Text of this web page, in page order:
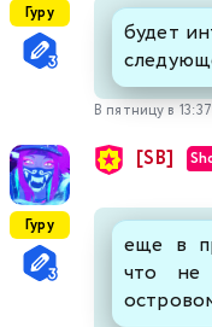
Гуру
будет
В пятницу в 13:37
Гуру
[SB]
еще в
что не